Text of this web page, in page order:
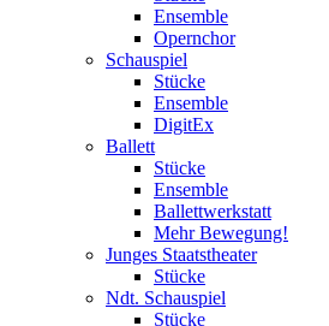
Ensemble
Opernchor
Schauspiel
Stücke
Ensemble
DigitEx
Ballett
Stücke
Ensemble
Ballettwerkstatt
Mehr Bewegung!
Junges Staatstheater
Stücke
Ndt. Schauspiel
Stücke